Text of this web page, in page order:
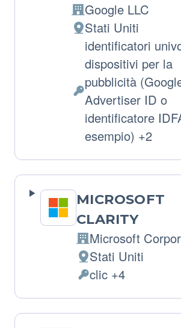
Azienda:
Google LLC
Luogo
del
trattamento:
Stati Uniti
Dati
Personali
trattati:
identificatori
dispositivi per la
pubblicità
Advertiser ID o
identificatore
esempio) +2
MICROSOFT
CLARITY
Azienda:
Microsoft
Luogo
del
trattamento:
Stati Uniti
Dati
Personali
trattati:
clic +4